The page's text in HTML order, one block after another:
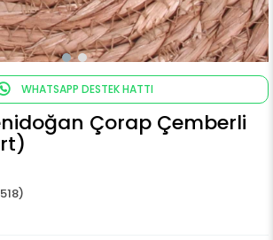
WHATSAPP DESTEK HATTI
Çorap Çemberli